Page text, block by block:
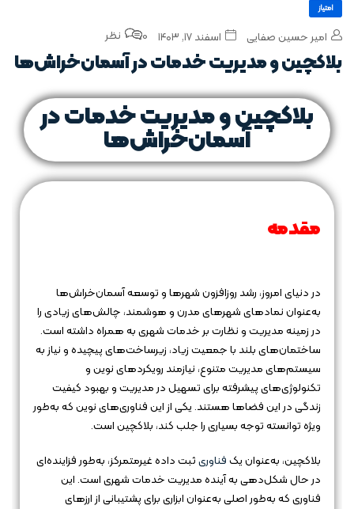
امتیاز
امیر حسین صفایی اسفند ۱۷, ۱۴۰۳ 0 نظر
بلاکچین و مدیریت خدمات در آسمان‌خراش‌ها
بلاکچین و مدیریت خدمات در
آسمان‌خراش‌ها
مقدمه
در دنیای امروز، رشد روزافزون شهرها و توسعه آسمان‌خراش‌ها
به‌عنوان نمادهای شهرهای مدرن و هوشمند، چالش‌های زیادی را
در زمینه مدیریت و نظارت بر خدمات شهری به همراه داشته است.
ساختمان‌های بلند با جمعیت زیاد، زیرساخت‌های پیچیده و نیاز به
سیستم‌های مدیریت متنوع، نیازمند رویکردهای نوین و
تکنولوژی‌های پیشرفته برای تسهیل در مدیریت و بهبود کیفیت
زندگی در این فضاها هستند. یکی از این فناوری‌های نوین که به‌طور
ویژه توانسته توجه بسیاری را جلب کند، بلاکچین است.
بلاکچین، به‌عنوان یکفناوریثبت داده غیرمتمرکز، به‌طور فزاینده‌ای
در حال شکل‌دهی به آینده مدیریت خدمات شهری است. این
فناوری که به‌طور اصلی به‌عنوان ابزاری برای پشتیبانی از ارزهای